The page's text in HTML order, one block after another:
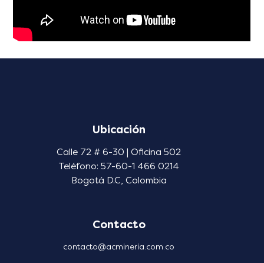
Ubicación
Calle 72 # 6-30 | Oficina 502
Teléfono: 57-60-1 466 0214
Bogotá D.C, Colombia
Contacto
contacto@acmineria.com.co